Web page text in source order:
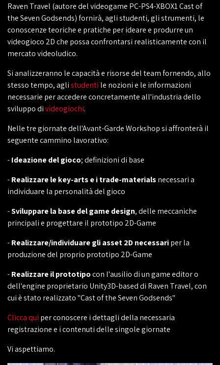
Raven Travel (autore del videogame PC-PS4-XBOX1 Cast of
the Seven Godsends) fornirà, agli studenti, gli strumenti, le
conoscenze teoriche e pratiche per ideare e produrre un
videogioco 2D che possa confrontarsi realisticamente con il
mercato videoludico.
Si analizzeranno le capacità e risorse del team fornendo, allo
stesso tempo, aglistudenti le nozioni e le informazioni
necessarie per accedere concretamente all'industria dello
sviluppo divideogiochi.
Nelle tre giornate dell'Avant-Garde Workshop si affronterà il
seguente cammino lavorativo:
-Ideazione del gioco; definizioni di base
-Realizzare le key-arts e i trade-materialsnecessari a
individuare la personalità del gioco
-Sviluppare la base del game design, delle meccaniche
principali e progettare il prototipo 2D-Game
-Realizzare/individuare gli asset 2D necessariper la
produzione del proprio prototipo 2D-Game
-Realizzare il prototipocon l'ausilio di un game editor o
dell'engine proprietario Unity3D-based di Raven Travel, con
cui è stato realizzato "Cast of the Seven Godsends"
Clicca qui per conoscere i dettagli della necessaria
registrazione e i contenuti delle singole giornate
Vi aspettiamo.